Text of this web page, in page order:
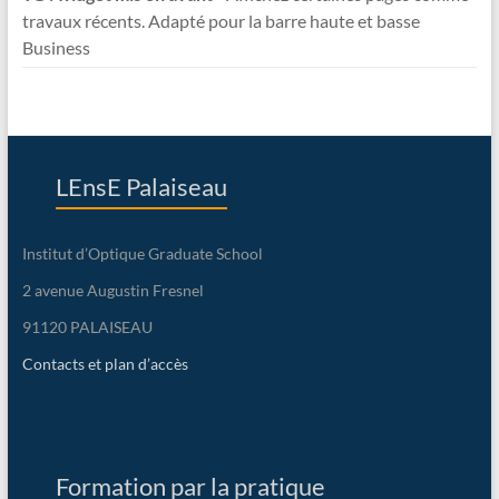
travaux récents. Adapté pour la barre haute et basse
Business
LEnsE Palaiseau
Institut d’Optique Graduate School
2 avenue Augustin Fresnel
91120 PALAISEAU
Contacts et plan d’accès
Formation par la pratique